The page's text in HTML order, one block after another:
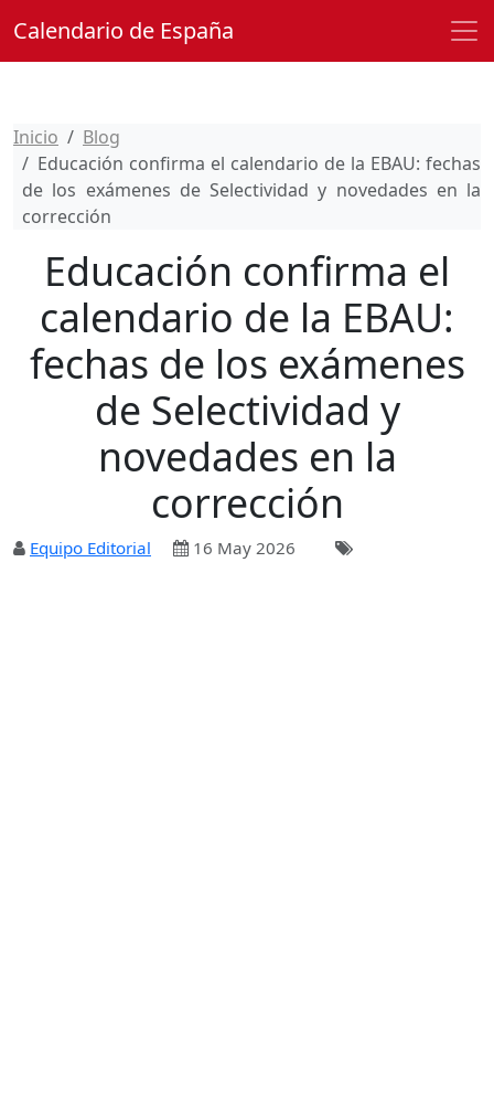
Calendario de España
Inicio
Blog
Educación confirma el calendario de la EBAU: fechas
de los exámenes de Selectividad y novedades en la
corrección
Educación confirma el
calendario de la EBAU:
fechas de los exámenes
de Selectividad y
novedades en la
corrección
Equipo Editorial 16 May 2026